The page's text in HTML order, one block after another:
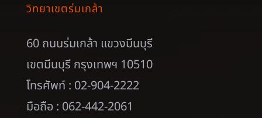
วิทยาเขตร่มเกล้า
60 ถนนร่มเกล้า แขวงมีนบุรี
เขตมีนบุรี กรุงเทพฯ 10510
โทรศัพท์ : 02-904-2222
มือถือ : 062-442-2061